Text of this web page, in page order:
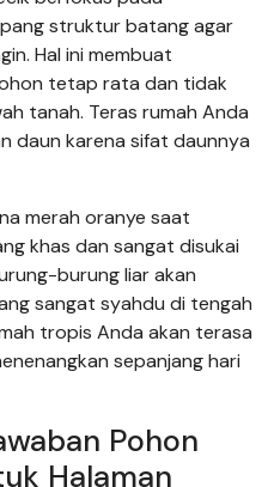
struktur batang agar
Hal ini membuat
tetap rata dan tidak
tanah. Teras rumah Anda
daun karena sifat daunnya
merah oranye saat
khas dan sangat disukai
burung liar akan
sangat syahdu di tengah
tropis Anda akan terasa
sepanjang hari
Pohon
Halaman